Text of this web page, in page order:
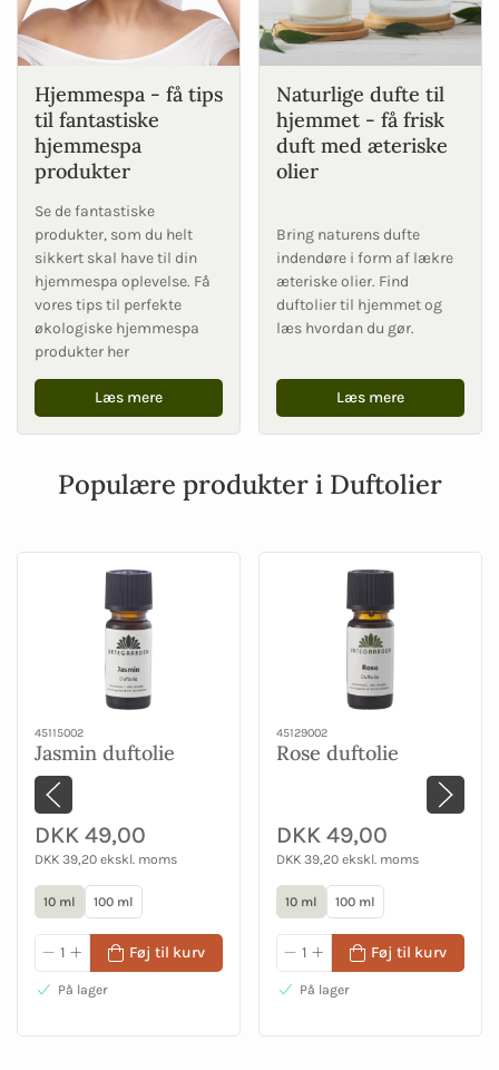
Hjemmespa - få tips
til fantastiske
hjemmespa
produkter
Se de fantastiske
produkter, som du helt
sikkert skal have til din
hjemmespa oplevelse. Få
vores tips til perfekte
økologiske hjemmespa
produkter her
Læs mere
Naturlige dufte til
hjemmet - få frisk
duft med æteriske
olier
Bring naturens dufte
indendøre i form af lækre
æteriske olier. Find
duftolier til hjemmet og
læs hvordan du gør.
Læs mere
Populære produkter i Duftolier
45115002
Jasmin duftolie
DKK 49,00
DKK 39,20 ekskl. moms
10 ml 100 ml
Føj til kurv
På lager
45129002
Rose duftolie
DKK 49,00
DKK 39,20 ekskl. moms
10 ml 100 ml
Føj til kurv
På lager